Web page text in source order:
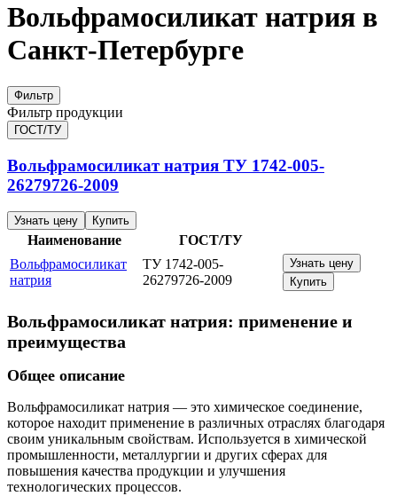
Вольфрамосиликат натрия в
Санкт-Петербурге
Фильтр
Фильтр продукции
ГОСТ/ТУ
Вольфрамосиликат натрия ТУ 1742-005-
26279726-2009
Узнать цену Купить
Наименование
ГОСТ/ТУ
Вольфрамосиликат
натрия
ТУ 1742-005-
26279726-2009
Узнать цену
Купить
Вольфрамосиликат натрия: применение и
преимущества
Общее описание
Вольфрамосиликат натрия — это химическое соединение,
которое находит применение в различных отраслях благодаря
своим уникальным свойствам. Используется в химической
промышленности, металлургии и других сферах для
повышения качества продукции и улучшения
технологических процессов.